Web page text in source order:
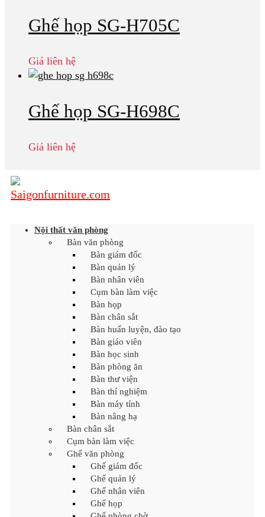
Ghế họp SG-H705C
Giá liên hệ
Ghế họp SG-H698C
Giá liên hệ
Nội thất văn phòng
Bàn văn phòng
Bàn giám đốc
Bàn quản lý
Bàn nhân viên
Cụm bàn làm việc
Bàn họp
Bàn chân sắt
Bàn huấn luyện, đào tạo
Bàn giáo viên
Bàn học sinh
Bàn phòng ăn
Bàn thư viện
Bàn thí nghiệm
Bàn máy tính
Bàn nâng hạ
Bàn chân sắt
Cụm bàn làm việc
Ghế văn phòng
Ghế giám đốc
Ghế quản lý
Ghế nhân viên
Ghế họp